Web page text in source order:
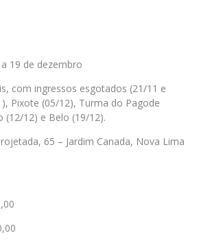
19 de dezembro
com ingressos esgotados (21/11 e
Pixote (05/12), Turma do Pagode
(12/12) e Belo (19/12).
65 – Jardim Canada, Nova Lima